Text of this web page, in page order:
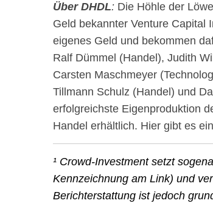
Über DHDL: Die Höhle der
Geld bekannter Venture Capital
eigenes Geld und bekommen
Ralf Dümmel (Handel), Judith
Carsten Maschmeyer
Tillmann Schulz (Handel) und
erfolgreichste Eigenproduktion
Handel erhältlich. Hier gibt es
¹ Crowd-Investment setzt
Kennzeichnung am Link) und
Berichterstattung ist jedoch